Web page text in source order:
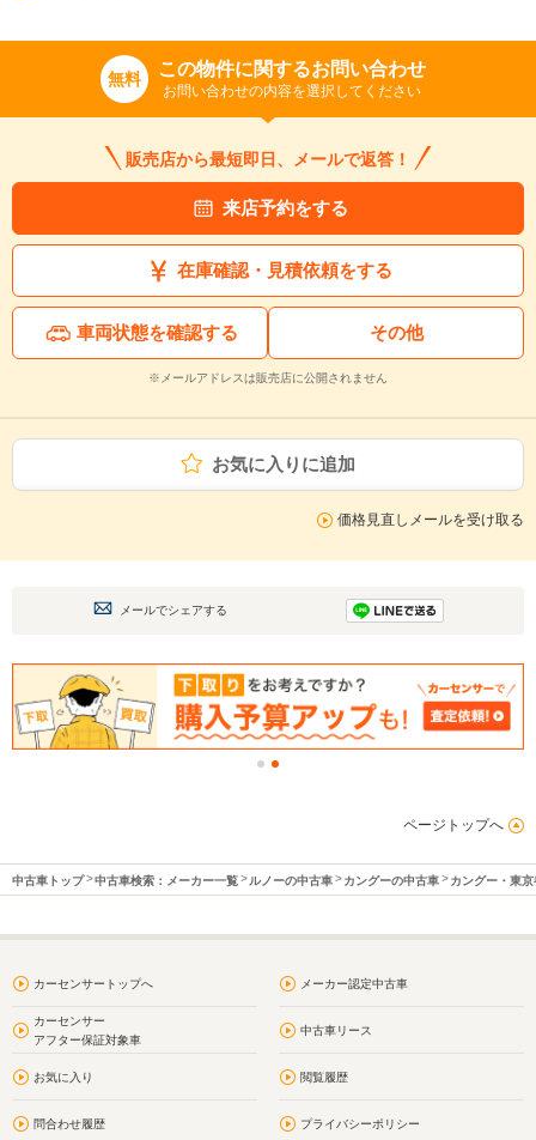
無料 この物件に関するお問い合わせ
お問い合わせの内容を選択してください
販売店から最短即日、メールで返答！
来店予約をする
在庫確認・見積依頼をする
車両状態を確認する その他
※メールアドレスは販売店に公開されません
お気に入りに追加
価格見直しメールを受け取る
メールでシェアする
ページトップへ
中古車トップ 中古車検索：メーカー一覧 ルノーの中古車 カングーの中古車 カングー・東
カーセンサートップへ メーカー認定中古車
カーセンサー
アフター保証対象車
中古車リース
お気に入り 閲覧履歴
問合わせ履歴 プライバシーポリシー